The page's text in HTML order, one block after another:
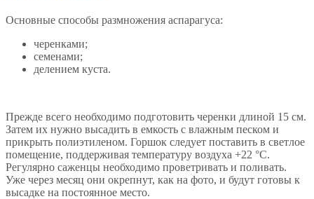
Основные способы размножения аспарагуса:
черенками;
семенами;
делением куста.
Прежде всего необходимо подготовить черенки длиной 15 см.
Затем их нужно высадить в емкость с влажным песком и
прикрыть полиэтиленом. Горшок следует поставить в светлое
помещение, поддерживая температуру воздуха +22 °С.
Регулярно саженцы необходимо проветривать и поливать.
Уже через месяц они окрепнут, как на фото, и будут готовы к
высадке на постоянное место.